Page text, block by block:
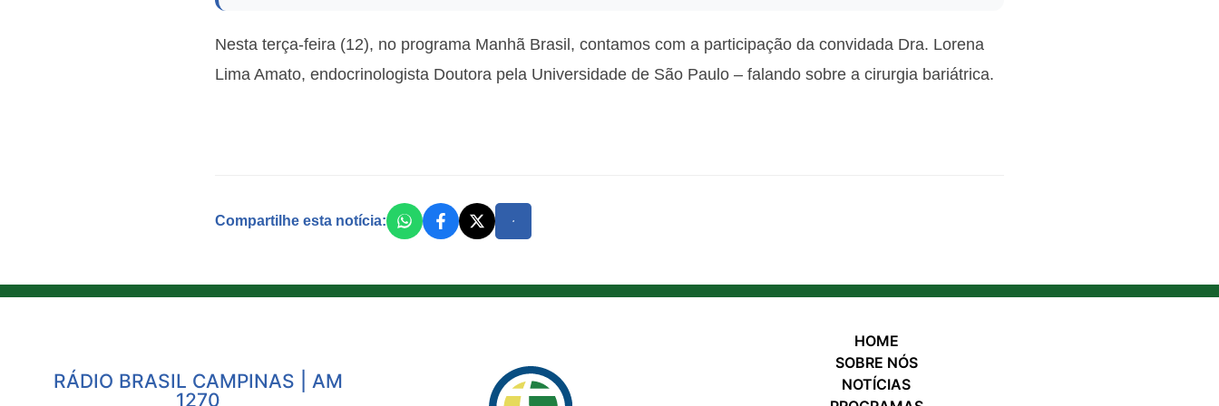
Nesta terça-feira (12), no programa Manhã Brasil, contamos com a participação da convidada Dra. Lorena
Lima Amato, endocrinologista Doutora pela Universidade de São Paulo – falando sobre a cirurgia bariátrica.
Compartilhe esta notícia:
RÁDIO BRASIL CAMPINAS | AM
1270
HOME
SOBRE NÓS
NOTÍCIAS